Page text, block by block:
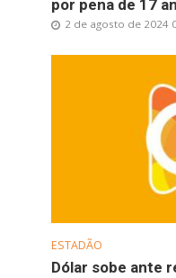
por pena de 17
2 de agosto de 2024
ESTADÃO
Dólar sobe ante